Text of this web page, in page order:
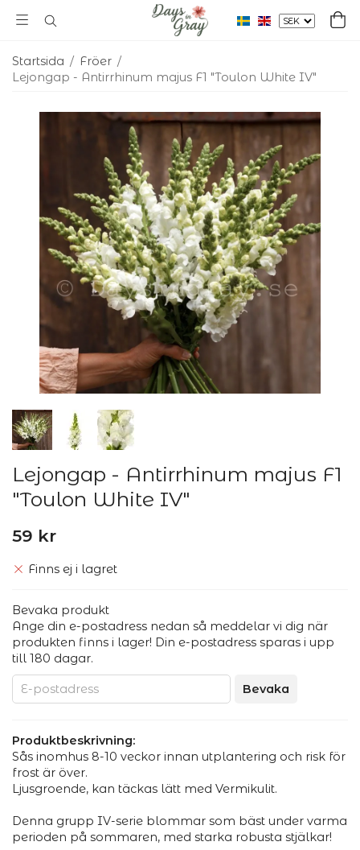
Startsida / Fröer /
Lejongap - Antirrhinum majus F1 "Toulon White IV"
Lejongap - Antirrhinum majus F1
"Toulon White IV"
59 kr
Finns ej i lagret
Bevaka produkt
Ange din e-postadress nedan så meddelar vi dig när
produkten finns i lager! Din e-postadress sparas i upp
till 180 dagar.
Bevaka
Produktbeskrivning:
Sås inomhus 8-10 veckor innan utplantering och risk för
frost är över.
Ljusgroende, kan täckas lätt med Vermikulit.
Denna grupp IV-serie blommar som bäst under varma
perioden på sommaren, med starka robusta stjälkar!